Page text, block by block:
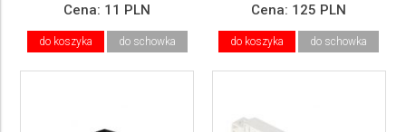
Cena: 11 PLN
do koszyka do schowka
Cena: 125 PLN
do koszyka do schowka